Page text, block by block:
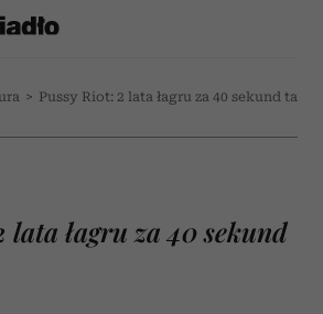
> Pussy Riot: 2 lata łagru za 40 sekund tańca
lata łagru za 40 sekund